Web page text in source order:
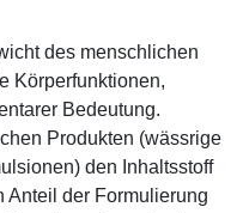
des menschlichen
Körperfunktionen,
Bedeutung.
Produkten (wässrige
den Inhaltsstoff
Anteil der Formulierung